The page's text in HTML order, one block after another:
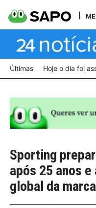
Últimas Hoje o dia foi
Sporting
após 25 anos
global da marca